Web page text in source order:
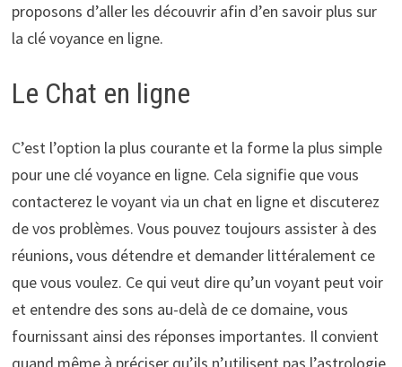
proposons d’aller les découvrir afin d’en savoir plus sur
la clé voyance en ligne.
Le Chat en ligne
C’est l’option la plus courante et la forme la plus simple
pour une clé voyance en ligne. Cela signifie que vous
contacterez le voyant via un chat en ligne et discuterez
de vos problèmes. Vous pouvez toujours assister à des
réunions, vous détendre et demander littéralement ce
que vous voulez. Ce qui veut dire qu’un voyant peut voir
et entendre des sons au-delà de ce domaine, vous
fournissant ainsi des réponses importantes. Il convient
quand même à préciser qu’ils n’utilisent pas l’astrologie